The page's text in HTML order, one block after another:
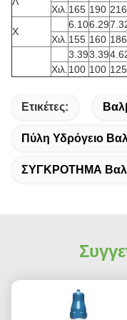
Χιλ. 165 190 216
Χ
6.106.29
Χιλ. 155 160 186
3.393.39
Χιλ. 100 100 125
Ετικέτες:
Πύλη Υδρόγειο
ΣΥΓΚΡΟΤΗΜΑ